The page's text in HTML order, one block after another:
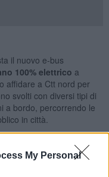
My Personal
il nuovo e-bus
100% elettrico a
affidare a Ctt nord per
svolti con diversi tipi di
a bordo, percorrendo le
in città.
del Municipio a Livorno.
all’ambiente e alla
di Ctt NordFilippo Di